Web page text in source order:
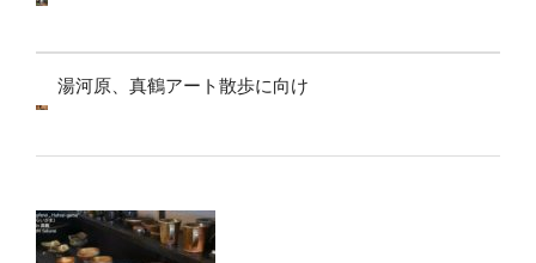
湯河原、真鶴アート散歩に向け